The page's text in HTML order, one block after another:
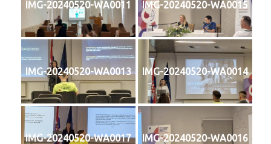
IMG-20240520-WA0011 IMG-20240520-WA0015
IMG-20240520-WA0013 IMG-20240520-WA0014
IMG-20240520-WA0017 IMG-20240520-WA0016